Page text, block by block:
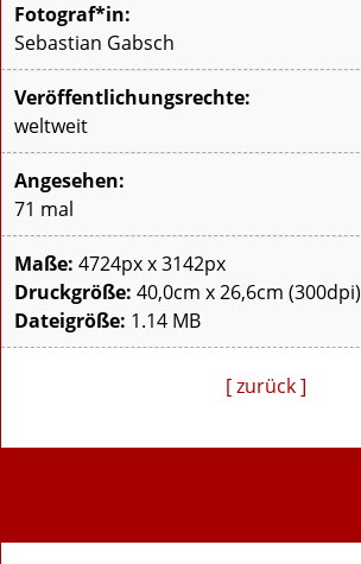
Fotograf*in:
Sebastian Gabsch
Veröffentlichungsrechte:
weltweit
Angesehen:
71 mal
Maße: 4724px x 3142px
Druckgröße: 40,0cm x 26,6cm (300dpi)
Dateigröße: 1.14 MB
[ zurück ]